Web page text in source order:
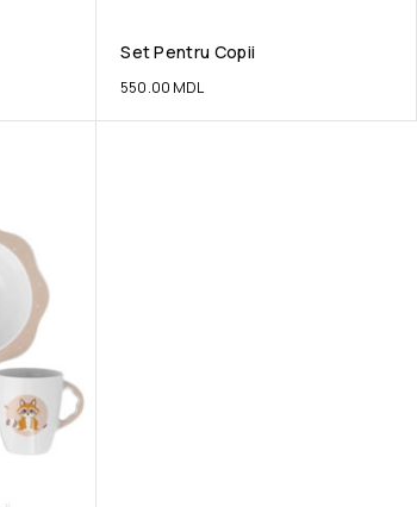
Set Pentru Copii
550.00 MDL